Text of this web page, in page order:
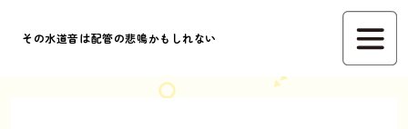
その水道音は配管の悲鳴かもしれない